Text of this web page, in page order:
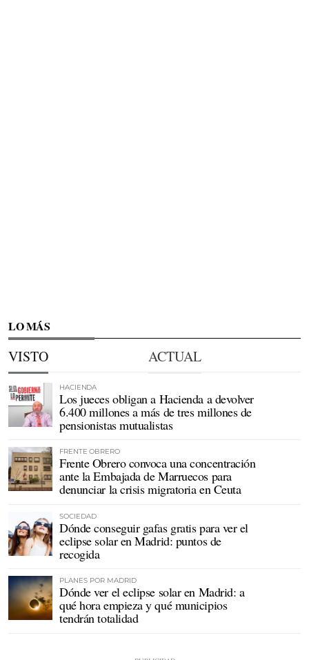
LO MÁS
VISTO ACTUAL
HACIENDA
Los jueces obligan a Hacienda a devolver
6.400 millones a más de tres millones de
pensionistas mutualistas
FRENTE OBRERO
Frente Obrero convoca una concentración
ante la Embajada de Marruecos para
denunciar la crisis migratoria en Ceuta
SOCIEDAD
Dónde conseguir gafas gratis para ver el
eclipse solar en Madrid: puntos de
recogida
PLANES POR MADRID
Dónde ver el eclipse solar en Madrid: a
qué hora empieza y qué municipios
tendrán totalidad